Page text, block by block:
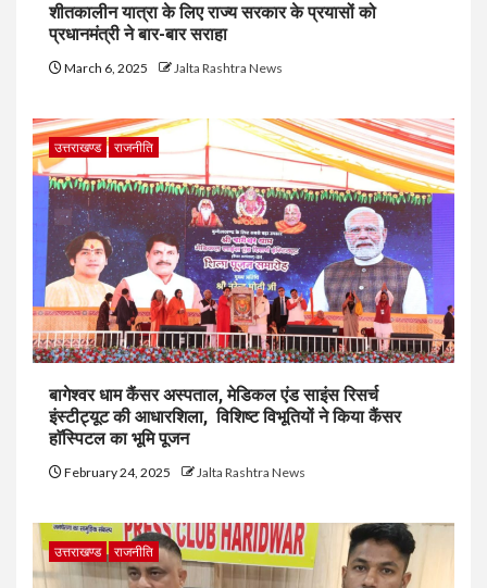
शीतकालीन यात्रा के लिए राज्य सरकार के प्रयासों को
प्रधानमंत्री ने बार-बार सराहा
March 6, 2025 Jalta Rashtra News
उत्तराखण्ड राजनीति
बागेश्वर धाम कैंसर अस्पताल, मेडिकल एंड साइंस रिसर्च
इंस्टीट्यूट की आधारशिला, विशिष्ट विभूतियों ने किया कैंसर
हाॅस्पिटल का भूमि पूजन
February 24, 2025 Jalta Rashtra News
उत्तराखण्ड राजनीति